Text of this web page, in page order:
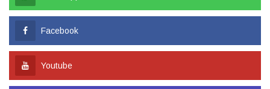
Facebook
Youtube